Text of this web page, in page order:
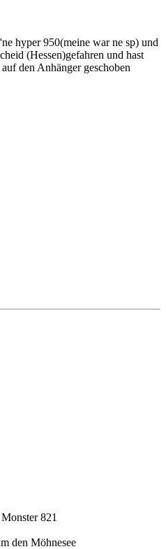
hyper 950(meine war ne sp) und
(Hessen)gefahren und hast
den Anhänger geschoben
821
den Möhnesee